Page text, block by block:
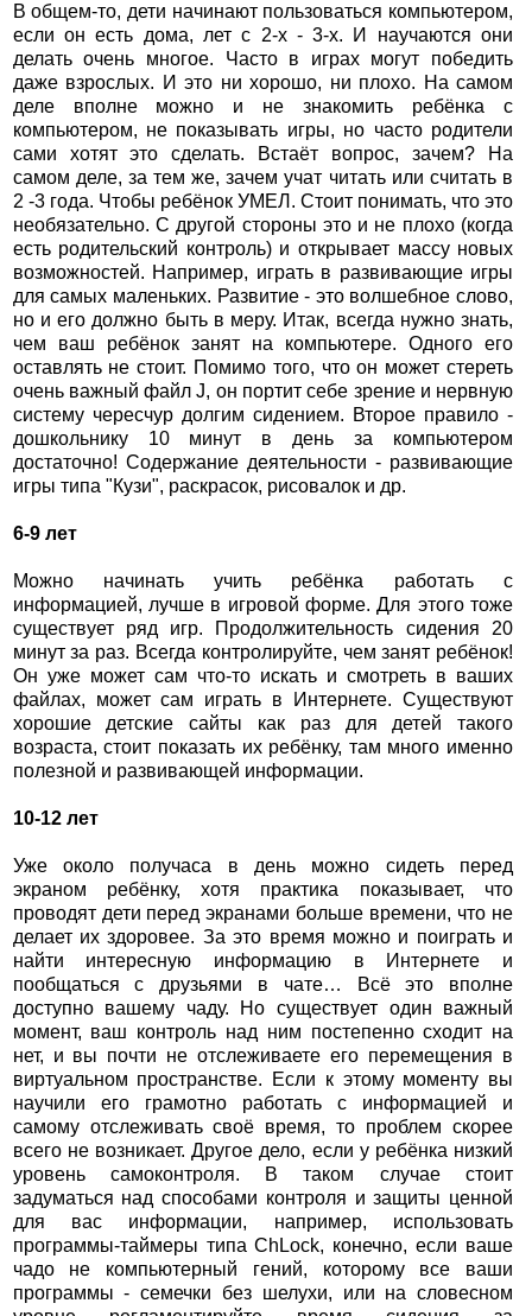
В общем-то, дети начинают пользоваться компьютером,
если он есть дома, лет с 2-x - 3-х. И научаются они
делать очень многое. Часто в играх могут победить
даже взрослых. И это ни хорошо, ни плохо. На самом
деле вполне можно и не знакомить ребёнка с
компьютером, не показывать игры, но часто родители
сами хотят это сделать. Встаёт вопрос, зачем? На
самом деле, за тем же, зачем учат читать или считать в
2 -3 года. Чтобы ребёнок УМЕЛ. Стоит понимать, что это
необязательно. С другой стороны это и не плохо (когда
есть родительский контроль) и открывает массу новых
возможностей. Например, играть в развивающие игры
для самых маленьких. Развитие - это волшебное слово,
но и его должно быть в меру. Итак, всегда нужно знать,
чем ваш ребёнок занят на компьютере. Одного его
оставлять не стоит. Помимо того, что он может стереть
очень важный файл J, он портит себе зрение и нервную
систему чересчур долгим сидением. Второе правило -
дошкольнику 10 минут в день за компьютером
достаточно! Содержание деятельности - развивающие
игры типа "Кузи", раскрасок, рисовалок и др.
6-9 лет
Можно начинать учить ребёнка работать с
информацией, лучше в игровой форме. Для этого тоже
существует ряд игр. Продолжительность сидения 20
минут за раз. Всегда контролируйте, чем занят ребёнок!
Он уже может сам что-то искать и смотреть в ваших
файлах, может сам играть в Интернете. Существуют
хорошие детские сайты как раз для детей такого
возраста, стоит показать их ребёнку, там много именно
полезной и развивающей информации.
10-12 лет
Уже около получаса в день можно сидеть перед
экраном ребёнку, хотя практика показывает, что
проводят дети перед экранами больше времени, что не
делает их здоровее. За это время можно и поиграть и
найти интересную информацию в Интернете и
пообщаться с друзьями в чате… Всё это вполне
доступно вашему чаду. Но существует один важный
момент, ваш контроль над ним постепенно сходит на
нет, и вы почти не отслеживаете его перемещения в
виртуальном пространстве. Если к этому моменту вы
научили его грамотно работать с информацией и
самому отслеживать своё время, то проблем скорее
всего не возникает. Другое дело, если у ребёнка низкий
уровень самоконтроля. В таком случае стоит
задуматься над способами контроля и защиты ценной
для вас информации, например, использовать
программы-таймеры типа ChLock, конечно, если ваше
чадо не компьютерный гений, которому все ваши
программы - семечки без шелухи, или на словесном